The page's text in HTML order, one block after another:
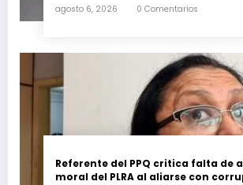
agosto 6, 2026 0 Comentarios
Referente del PPQ critica falta de
moral del PLRA al aliarse con